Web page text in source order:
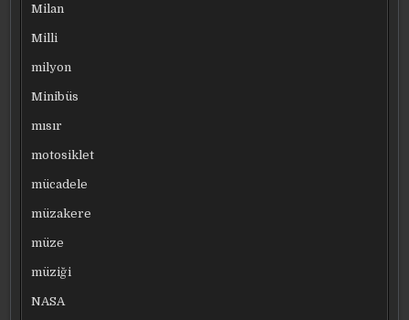
Milan
Milli
milyon
Minibüs
mısır
motosiklet
mücadele
müzakere
müze
müziği
NASA